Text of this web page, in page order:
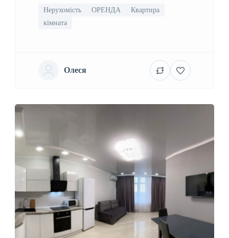
Нерухомість ОРЕНДА
Квартира
кімната
Олеся